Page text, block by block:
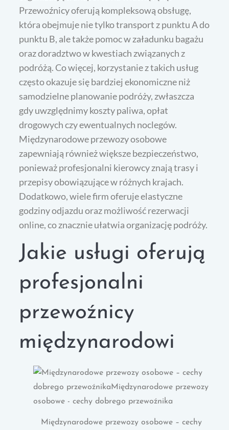
Przewoźnicy oferują kompleksową obsługę,
która obejmuje nie tylko transport z punktu A do
punktu B, ale także pomoc w załadunku bagażu
oraz doradztwo w kwestiach związanych z
podróżą. Co więcej, korzystanie z takich usług
często okazuje się bardziej ekonomiczne niż
samodzielne planowanie podróży, zwłaszcza
gdy uwzględnimy koszty paliwa, opłat
drogowych czy ewentualnych noclegów.
Międzynarodowe przewozy osobowe
zapewniają również większe bezpieczeństwo,
ponieważ profesjonalni kierowcy znają trasy i
przepisy obowiązujące w różnych krajach.
Dodatkowo, wiele firm oferuje elastyczne
godziny odjazdu oraz możliwość rezerwacji
online, co znacznie ułatwia organizację podróży.
Jakie usługi oferują
profesjonalni
przewoźnicy
międzynarodowi
Międzynarodowe przewozy osobowe – cechy